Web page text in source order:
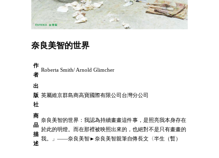
奈良美智的世界
作
者
Roberta Smith/ Arnold Glimcher
出
版
社
英屬維京群島商高寶國際有限公司台灣分公司
商
品
描
述
奈良美智的世界：我認為持續畫畫這件事，是照亮我本身存在
於此的明燈。而在那裡被映照出來的，也絕對不是只有畫畫的
我。」――奈良美智►奈良美智親筆自傳長文〈半生（暫）